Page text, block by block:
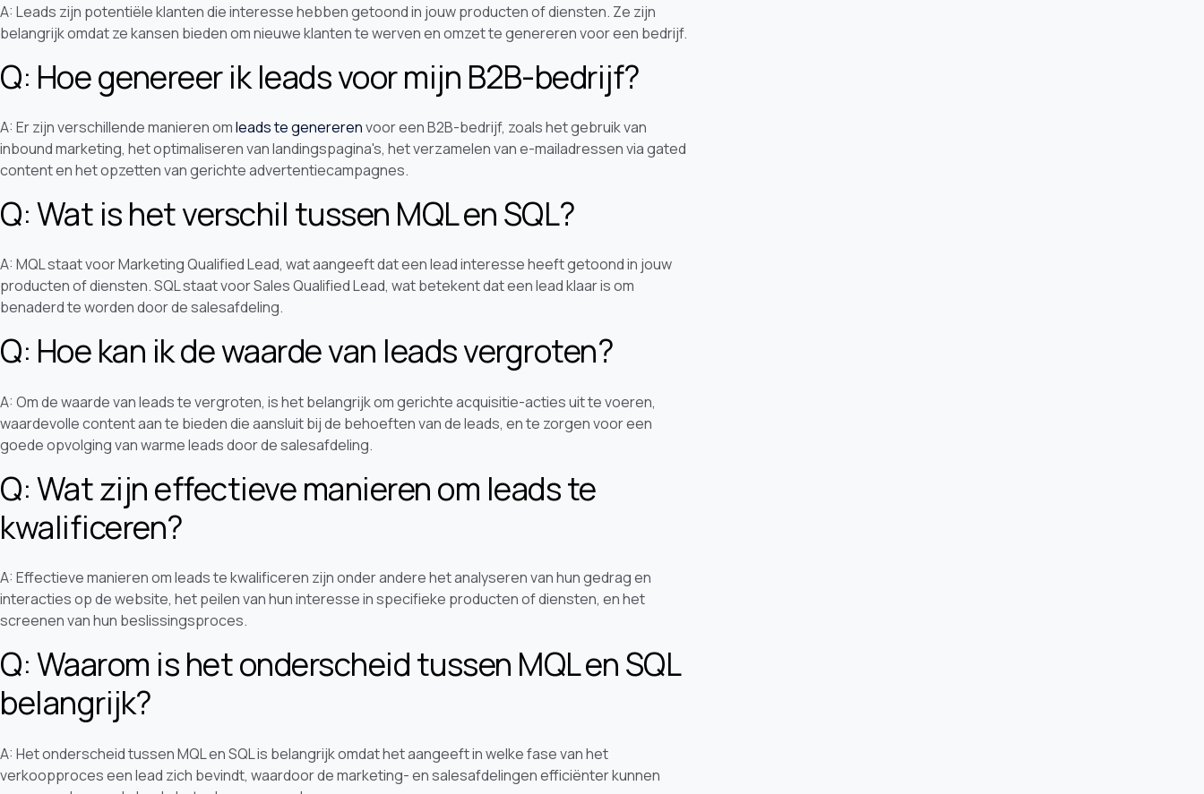
A: Leads zijn potentiële klanten die interesse hebben getoond in jouw producten of diensten. Ze zijn
belangrijk omdat ze kansen bieden om nieuwe klanten te werven en omzet te genereren voor een bedrijf.
Q: Hoe genereer ik leads voor mijn B2B-bedrijf?
A: Er zijn verschillende manieren omleads te genererenvoor een B2B-bedrijf, zoals het gebruik van
inbound marketing, het optimaliseren van landingspagina's, het verzamelen van e-mailadressen via gated
content en het opzetten van gerichte advertentiecampagnes.
Q: Wat is het verschil tussen MQL en SQL?
A: MQL staat voor Marketing Qualified Lead, wat aangeeft dat een lead interesse heeft getoond in jouw
producten of diensten. SQL staat voor Sales Qualified Lead, wat betekent dat een lead klaar is om
benaderd te worden door de salesafdeling.
Q: Hoe kan ik de waarde van leads vergroten?
A: Om de waarde van leads te vergroten, is het belangrijk om gerichte acquisitie-acties uit te voeren,
waardevolle content aan te bieden die aansluit bij de behoeften van de leads, en te zorgen voor een
goede opvolging van warme leads door de salesafdeling.
Q: Wat zijn effectieve manieren om leads te
kwalificeren?
A: Effectieve manieren om leads te kwalificeren zijn onder andere het analyseren van hun gedrag en
interacties op de website, het peilen van hun interesse in specifieke producten of diensten, en het
screenen van hun beslissingsproces.
Q: Waarom is het onderscheid tussen MQL en SQL
belangrijk?
A: Het onderscheid tussen MQL en SQL is belangrijk omdat het aangeeft in welke fase van het
verkoopproces een lead zich bevindt, waardoor de marketing- en salesafdelingen efficiënter kunnen